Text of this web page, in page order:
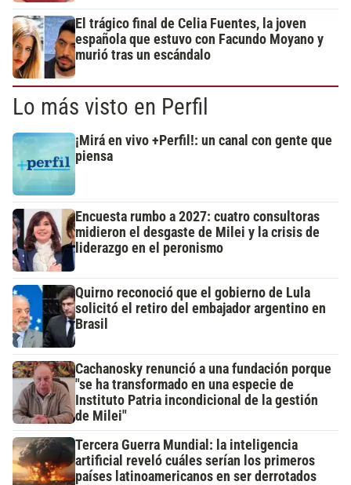
El trágico final de Celia Fuentes, la joven
española que estuvo con Facundo Moyano y
murió tras un escándalo
Lo más visto en Perfil
¡Mirá en vivo +Perfil!: un canal con gente que
piensa
Encuesta rumbo a 2027: cuatro consultoras
midieron el desgaste de Milei y la crisis de
liderazgo en el peronismo
Quirno reconoció que el gobierno de Lula
solicitó el retiro del embajador argentino en
Brasil
Cachanosky renunció a una fundación porque
"se ha transformado en una especie de
Instituto Patria incondicional de la gestión
de Milei"
Tercera Guerra Mundial: la inteligencia
artificial reveló cuáles serían los primeros
países latinoamericanos en ser derrotados